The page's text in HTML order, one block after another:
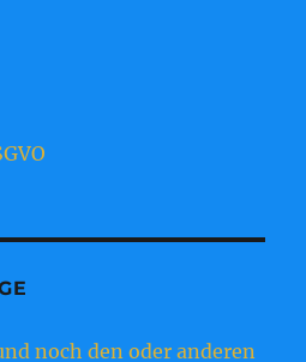
noch den oder anderen